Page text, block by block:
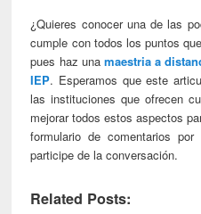
¿Quieres conocer una de las
cumple con todos los puntos
pues haz una maestria a
IEP. Esperamos que este
las instituciones que ofrecen
mejorar todos estos aspectos
formulario de comentarios
participe de la conversación.
Related Posts: